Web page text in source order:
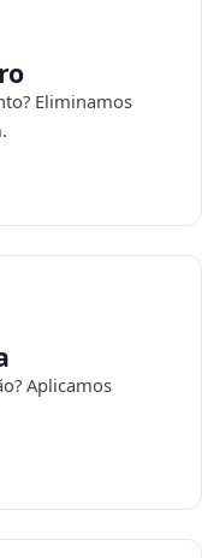
Eliminamos
Aplicamos